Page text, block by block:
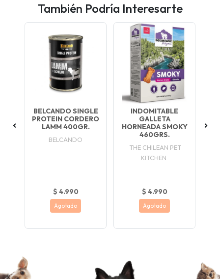
También Podría Interesarte
BELCANDO SINGLE
PROTEIN CORDERO
LAMM 400GR.
BELCANDO
$ 4.990
Agotado
INDOMITABLE
GALLETA
HORNEADA SMOKY
460GRS.
THE CHILEAN PET
KITCHEN
$ 4.990
Agotado